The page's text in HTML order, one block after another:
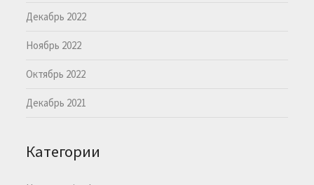
Декабрь 2022
Ноябрь 2022
Октябрь 2022
Декабрь 2021
Категории